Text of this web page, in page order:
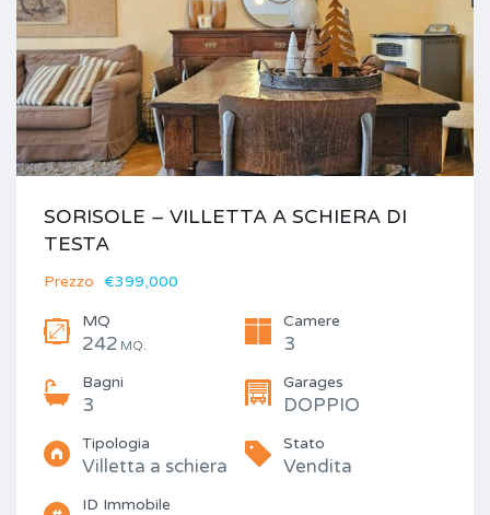
SORISOLE – VILLETTA A SCHIERA DI
TESTA
Prezzo €399,000
MQ
242 MQ.
Camere
3
Bagni
3
Garages
DOPPIO
Tipologia
Villetta a schiera
Stato
Vendita
ID Immobile